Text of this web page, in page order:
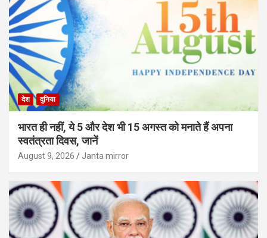
देश दुनिया
भारत ही नहीं, ये 5 और देश भी 15 अगस्त को मनाते हैं अपना
स्वतंत्रता दिवस, जानें
August 9, 2026 Janta mirror